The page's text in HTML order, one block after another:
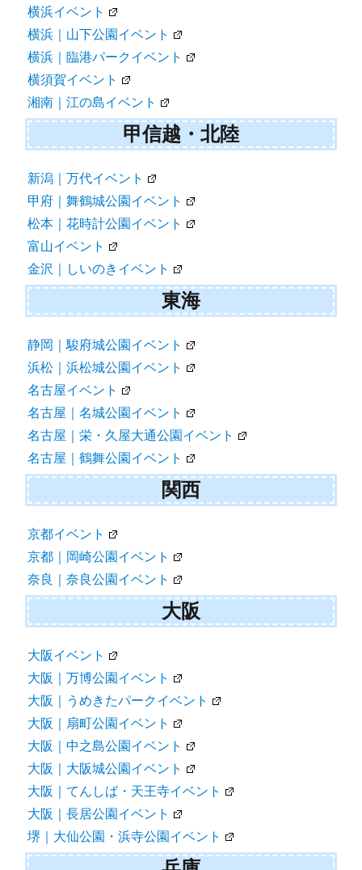
横浜イベント
横浜｜山下公園イベント
横浜｜臨港パークイベント
横須賀イベント
湘南｜江の島イベント
甲信越・北陸
新潟｜万代イベント
甲府｜舞鶴城公園イベント
松本｜花時計公園イベント
富山イベント
金沢｜しいのきイベント
東海
静岡｜駿府城公園イベント
浜松｜浜松城公園イベント
名古屋イベント
名古屋｜名城公園イベント
名古屋｜栄・久屋大通公園イベント
名古屋｜鶴舞公園イベント
関西
京都イベント
京都｜岡崎公園イベント
奈良｜奈良公園イベント
大阪
大阪イベント
大阪｜万博公園イベント
大阪｜うめきたパークイベント
大阪｜扇町公園イベント
大阪｜中之島公園イベント
大阪｜大阪城公園イベント
大阪｜てんしば・天王寺イベント
大阪｜長居公園イベント
堺｜大仙公園・浜寺公園イベント